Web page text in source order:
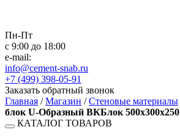
Пн-Пт
с 9:00 до 18:00
e-mail:
info@cement-snab.ru
+7 (499) 398-05-91
Заказать обратный звонок
Главная /Магазин /Стеновые материалы
блок U-Образный ВКБлок 500x300x250
КАТАЛОГ ТОВАРОВ